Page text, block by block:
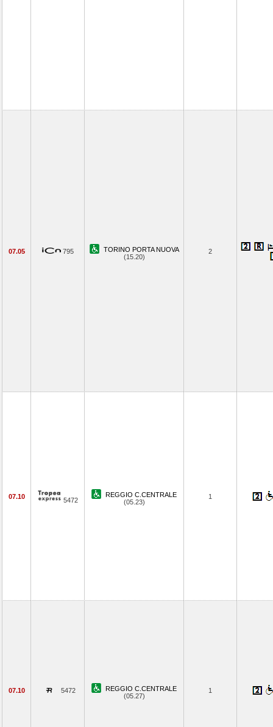
07.05 795
TORINO PORTA NUOVA
(15.20)
2
07.10 5472
REGGIO C.CENTRALE
(05.23)
1
07.10 5472
REGGIO C.CENTRALE
(05.27)
1